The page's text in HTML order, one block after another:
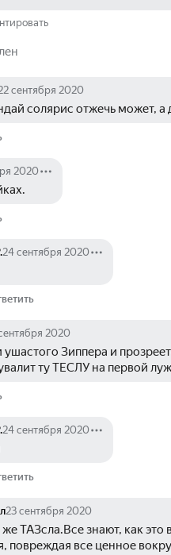
сентября 2020
солярис отжечь может,
2020
24 сентября 2020
2020
ушастого Зиппера и
ту ТЕСЛУ на первой
24 сентября 2020
23 сентября 2020
ТАЗсла.Все знают, как это
повреждая все ценное